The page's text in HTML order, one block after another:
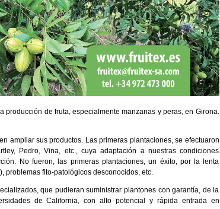
producción de fruta, especialmente manzanas y peras, en Girona.
ampliar sus productos. Las primeras plantaciones, se efectuaron
Pedro, Vina, etc., cuya adaptación a nuestras condiciones
No fueron, las primeras plantaciones, un éxito, por la lenta
problemas fito-patológicos desconocidos, etc.
que pudieran suministrar plantones con garantía, de la
de California, con alto potencial y rápida entrada en